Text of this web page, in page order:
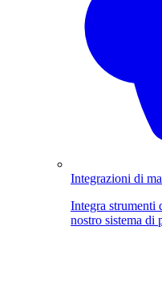
Integrazioni di
Integra strumenti
nostro sistema di